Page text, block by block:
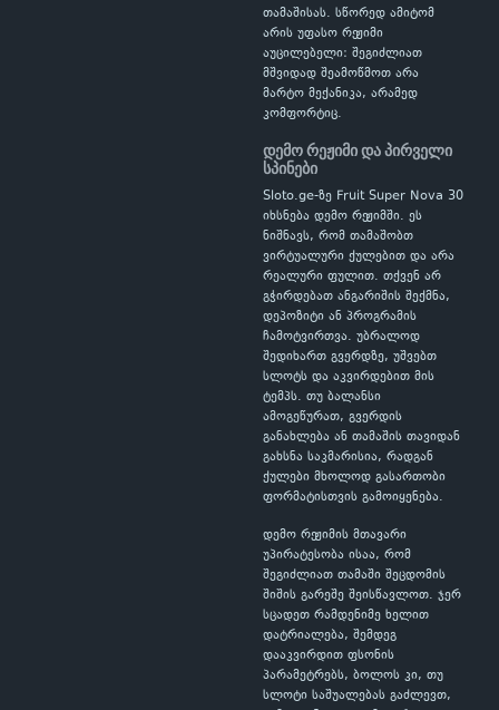
თამაშისას. სწორედ ამიტომ
არის უფასო რეჟიმი
აუცილებელი: შეგიძლიათ
მშვიდად შეამოწმოთ არა
მარტო მექანიკა, არამედ
კომფორტიც.
დემო რეჟიმი და პირველი
სპინები
Sloto.ge-ზე Fruit Super Nova 30
იხსნება დემო რეჟიმში. ეს
ნიშნავს, რომ თამაშობთ
ვირტუალური ქულებით და არა
რეალური ფულით. თქვენ არ
გჭირდებათ ანგარიშის შექმნა,
დეპოზიტი ან პროგრამის
ჩამოტვირთვა. უბრალოდ
შედიხართ გვერდზე, უშვებთ
სლოტს და აკვირდებით მის
ტემპს. თუ ბალანსი
ამოგეწურათ, გვერდის
განახლება ან თამაშის თავიდან
გახსნა საკმარისია, რადგან
ქულები მხოლოდ გასართობი
ფორმატისთვის გამოიყენება.
დემო რეჟიმის მთავარი
უპირატესობა ისაა, რომ
შეგიძლიათ თამაში შეცდომის
შიშის გარეშე შეისწავლოთ. ჯერ
სცადეთ რამდენიმე ხელით
დატრიალება, შემდეგ
დააკვირდით ფსონის
პარამეტრებს, ბოლოს კი, თუ
სლოტი საშუალებას გაძლევთ,